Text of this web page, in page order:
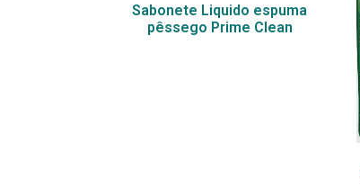
Sabonete Liquido espuma
pêssego Prime Clean